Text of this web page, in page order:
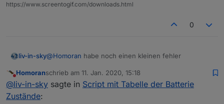
mache mal einen JSON export für diese hm
OPERATING_VOLTAGE_STATUS
https://www.screentogif.com/downloads.html
0
liv-in-sky@Homoran habe noch einen kleinen fehler
hier richtig
Nicht stören
Homoranschrieb am 11. Jan. 2020, 15:18
zuletzt editiert von
@liv-in-sky sagte in Script mit Tabelle der Batterie
Zustände: